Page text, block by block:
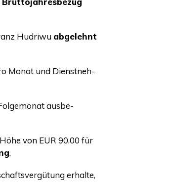
Hudri­wu abge­lehnt
Monat und Dienst­neh­
aus­be­
von EUR 90,00 für
.
erhal­te,